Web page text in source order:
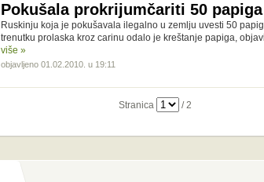
Pokušala prokrijumčariti 50 papiga
Ruskinju koja je pokušavala ilegalno u zemlju uvesti 50
trenutku prolaska kroz carinu odalo je kreštanje papiga,
više »
objavljeno 01.02.2010. u 19:11
Stranica / 2